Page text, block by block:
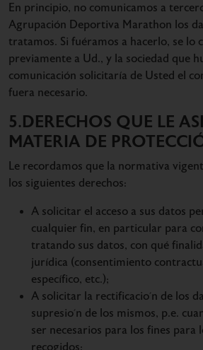
En principio, no comunicamos a
Agrupación Deportiva Marathon los
tratamos. Si fuéramos a hacerlo, se lo
previamente a Ud., y la sociedad que
comunicación solicitaría de Usted el
fuera necesario.
5.DERECHOS QUE LE
MATERIA DE
Le recordamos que la normativa
los siguientes derechos:
A solicitar el acceso a sus datos
cualquier fin, en particular para
tratando sus datos, con qué
jurídica (consentimiento
específico, etc.);
A solicitar la rectificacio´n de los
supresio´n de los mismos, p.e.
ser necesarios para los fines para
recogidos;